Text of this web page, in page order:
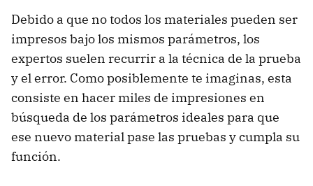
Debido a que no todos los materiales pueden ser
impresos bajo los mismos parámetros, los
expertos suelen recurrir a la técnica de la prueba
y el error. Como posiblemente te imaginas, esta
consiste en hacer miles de impresiones en
búsqueda de los parámetros ideales para que
ese nuevo material pase las pruebas y cumpla su
función.